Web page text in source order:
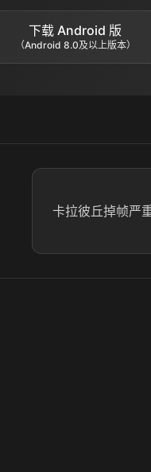
下载 Android 版
（Android 8.0及以上版本）
卡拉彼丘掉帧严